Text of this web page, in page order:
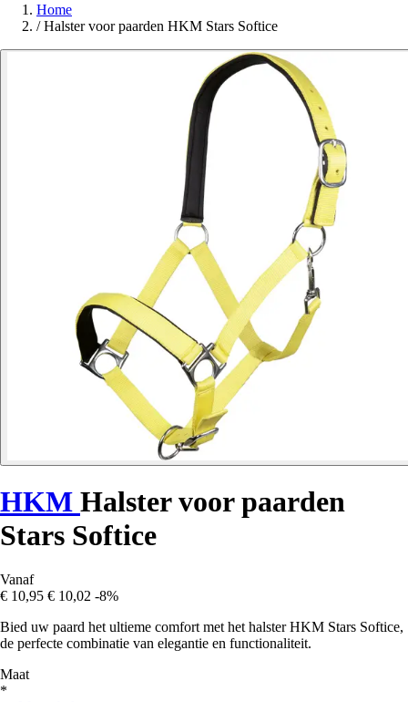
Home
/ Halster voor paarden HKM Stars Softice
HKM Halster voor paarden
Stars Softice
Vanaf
€ 10,95 € 10,02 -8%
Bied uw paard het ultieme comfort met het halster HKM Stars Softice,
de perfecte combinatie van elegantie en functionaliteit.
Maat
*